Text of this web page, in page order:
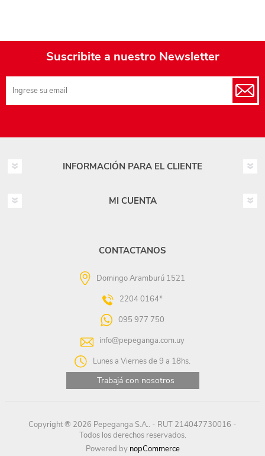
Suscribite a nuestro Newsletter
INFORMACIÓN PARA EL CLIENTE
MI CUENTA
CONTACTANOS
Domingo Aramburú 1521
2204 0164*
095 977 750
info@pepeganga.com.uy
Lunes a Viernes de 9 a 18hs.
Trabajá con nosotros
Copyright ® 2026 Pepeganga S.A.. - RUT 214047730016 -
Todos los derechos reservados.
Powered by nopCommerce